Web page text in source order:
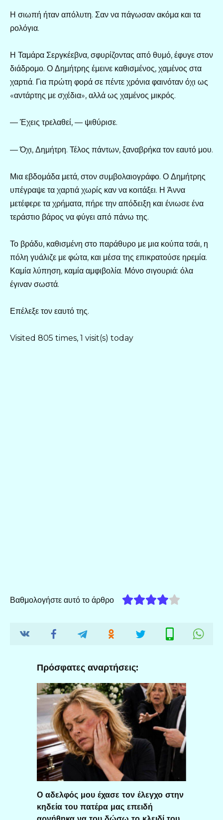
Η σιωπή ήταν απόλυτη. Σαν να πάγωσαν ακόμα και τα
ρολόγια.
Η Ταμάρα Σεργκέεβνα, σφυρίζοντας από θυμό, έφυγε στον
διάδρομο. Ο Δημήτρης έμεινε καθισμένος, χαμένος στα
χαρτιά. Για πρώτη φορά σε πέντε χρόνια φαινόταν όχι ως
«αντάρτης με σχέδια», αλλά ως χαμένος μικρός.
— Έχεις τρελαθεί, — ψιθύρισε.
— Όχι, Δημήτρη. Τέλος πάντων, ξαναβρήκα τον εαυτό μου.
Μια εβδομάδα μετά, στον συμβολαιογράφο. Ο Δημήτρης
υπέγραψε τα χαρτιά χωρίς καν να κοιτάξει. Η Άννα
μετέφερε τα χρήματα, πήρε την απόδειξη και ένιωσε ένα
τεράστιο βάρος να φύγει από πάνω της.
Το βράδυ, καθισμένη στο παράθυρο με μια κούπα τσάι, η
πόλη γυάλιζε με φώτα, και μέσα της επικρατούσε ηρεμία.
Καμία λύπηση, καμία αμφιβολία. Μόνο σιγουριά: όλα
έγιναν σωστά.
Επέλεξε τον εαυτό της.
Visited 805 times, 1 visit(s) today
Βαθμολογήστε αυτό το άρθρο
Πρόσφατες αναρτήσεις:
Ο αδελφός μου έχασε τον έλεγχο στην
κηδεία του πατέρα μας επειδή